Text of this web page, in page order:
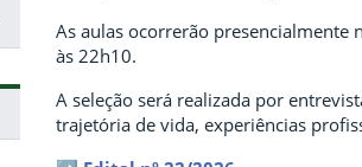
As aulas ocorrerão presencialmente
às 22h10.
A seleção será realizada por
trajetória de vida, experiências